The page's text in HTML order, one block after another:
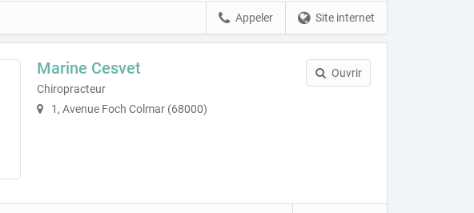
Site internet
Appeler
Marine Cesvet
Chiropracteur
1, Avenue Foch Colmar (68000)
Ouvrir